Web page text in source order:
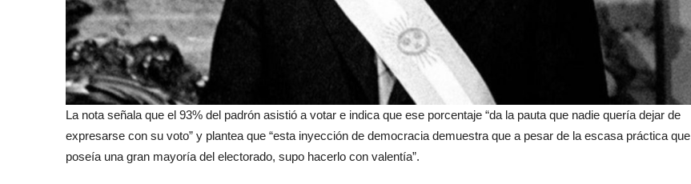
La nota señala que el 93% del padrón asistió a votar e indica que ese porcentaje “da la pauta que nadie quería dejar de
expresarse con su voto” y plantea que “esta inyección de democracia demuestra que a pesar de la escasa práctica que
poseía una gran mayoría del electorado, supo hacerlo con valentía”.